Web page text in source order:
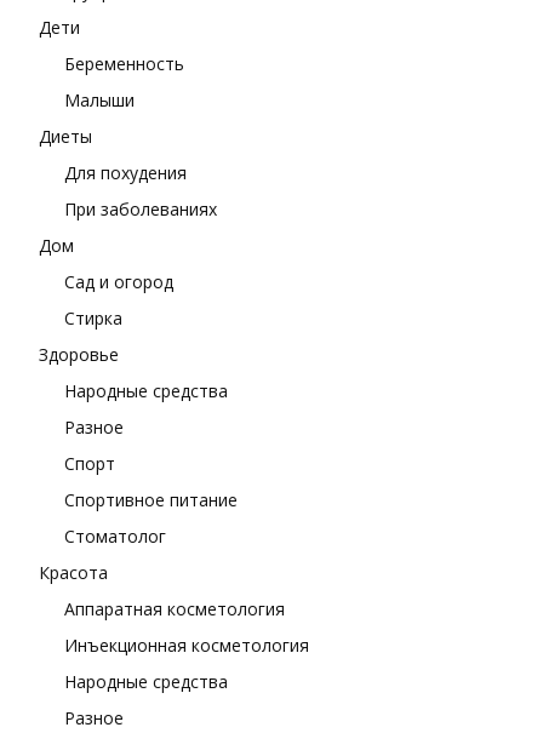
Дети
Беременность
Малыши
Диеты
Для похудения
При заболеваниях
Дом
Сад и огород
Стирка
Здоровье
Народные средства
Разное
Спорт
Спортивное питание
Стоматолог
Красота
Аппаратная косметология
Инъекционная косметология
Народные средства
Разное